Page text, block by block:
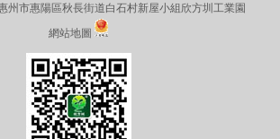
州市惠陽區秋長街道白石村新屋小組欣方圳工業園
網站地圖